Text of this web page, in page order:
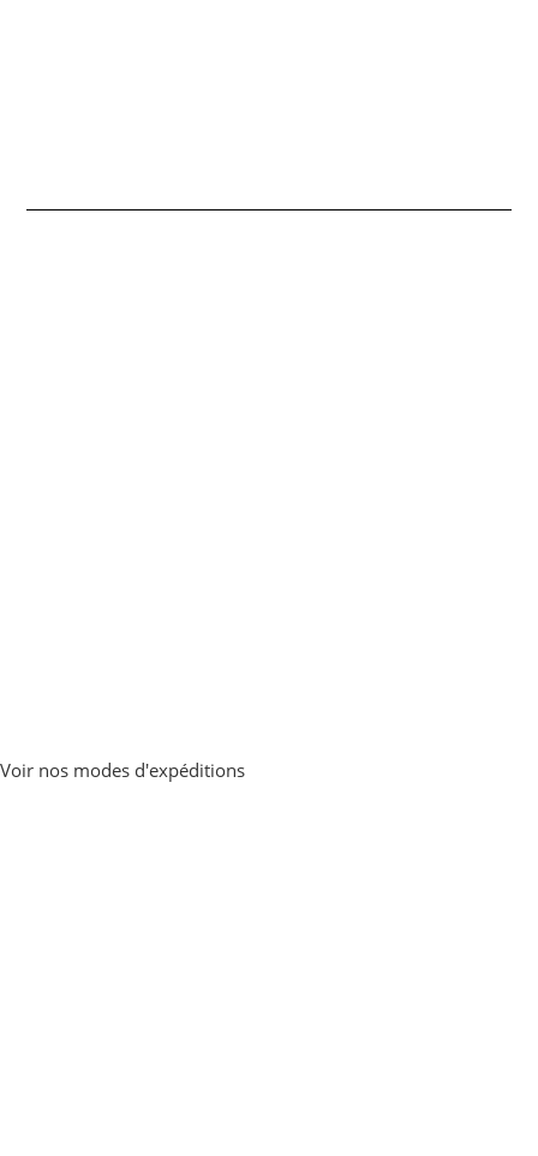
Voir nos modes d'expéditions